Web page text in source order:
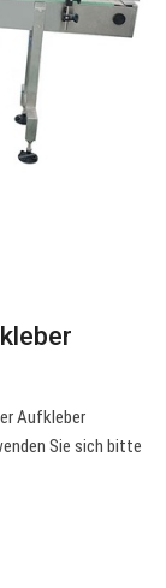
Aufkleber
Sie sich bitte